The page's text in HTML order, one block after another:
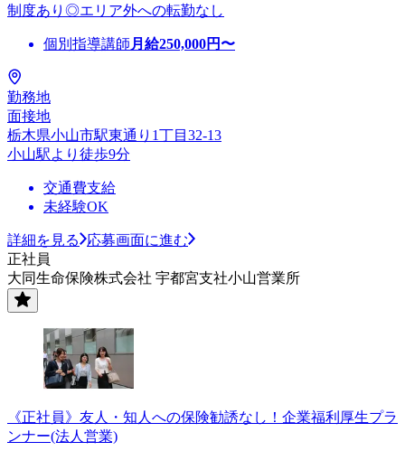
制度あり◎エリア外への転勤なし
個別指導講師 月給250,000円〜
勤務地
面接地
栃木県小山市駅東通り1丁目32‐13
小山駅より徒歩9分
交通費支給
未経験OK
詳細を見る
応募画面に進む
正社員
大同生命保険株式会社 宇都宮支社小山営業所
《正社員》友人・知人への保険勧誘なし！企業福利厚生プラ
ンナー(法人営業)